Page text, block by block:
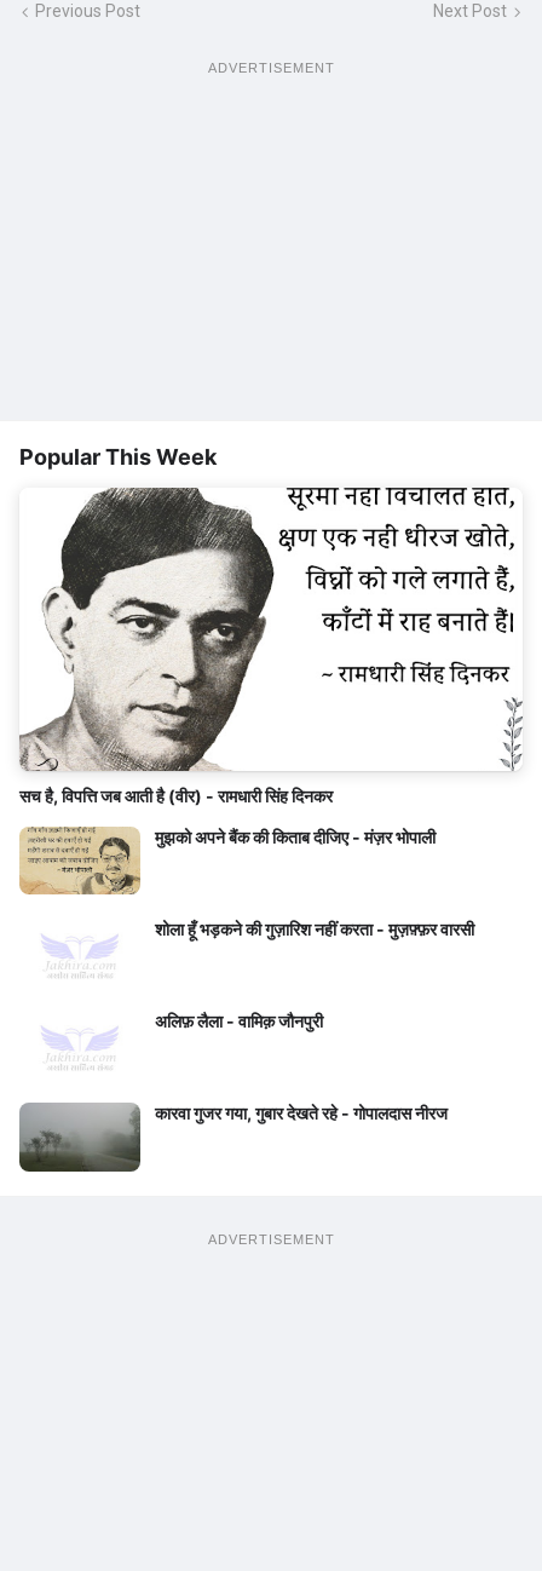
Previous Post Next Post
ADVERTISEMENT
Popular This Week
सच है, विपत्ति जब आती है (वीर) - रामधारी सिंह दिनकर
मुझको अपने बैंक की किताब दीजिए - मंज़र भोपाली
शोला हूँ भड़कने की गुज़ारिश नहीं करता - मुज़फ़्फ़र वारसी
अलिफ़ लैला - वामिक़ जौनपुरी
कारवा गुजर गया, गुबार देखते रहे - गोपालदास नीरज
ADVERTISEMENT